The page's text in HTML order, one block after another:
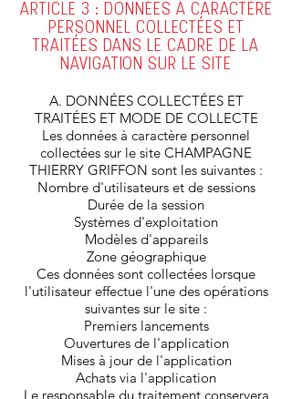
ARTICLE 3 : DONNÉES À CARACTÈRE
PERSONNEL COLLECTÉES ET
TRAITÉES DANS LE CADRE DE LA
NAVIGATION SUR LE SITE
A. DONNÉES COLLECTÉES ET
TRAITÉES ET MODE DE COLLECTE
Les données à caractère personnel
collectées sur le site CHAMPAGNE
THIERRY GRIFFON sont les suivantes :
Nombre d'utilisateurs et de sessions
Durée de la session
Systèmes d'exploitation
Modèles d'appareils
Zone géographique
Ces données sont collectées lorsque
l'utilisateur effectue l'une des opérations
suivantes sur le site :
Premiers lancements
Ouvertures de l'application
Mises à jour de l'application
Achats via l'application
Le responsable du traitement conservera